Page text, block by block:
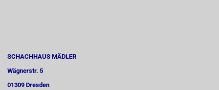
SCHACHHAUS MÄDLER
Wägnerstr. 5
01309 Dresden